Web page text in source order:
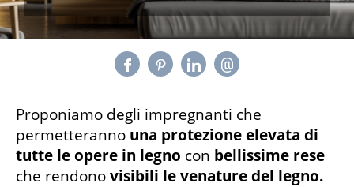
Proponiamo degli impregnanti che
permetteranno una protezione elevata di
tutte le opere in legno con bellissime rese
che rendonovisibili le venature del legno.